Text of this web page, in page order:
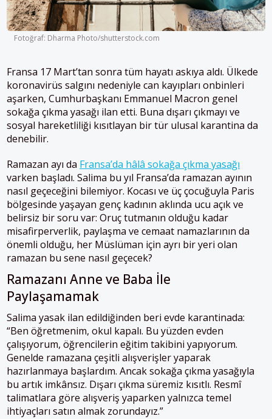
Fotoğraf: Dharma Photo/shutterstock.com
Fransa 17 Mart’tan sonra tüm hayatı askıya aldı. Ülkede
koronavirüs salgını nedeniyle can kayıpları onbinleri
aşarken, Cumhurbaşkanı Emmanuel Macron genel
sokağa çıkma yasağı ilan etti. Buna dışarı çıkmayı ve
sosyal hareketliliği kısıtlayan bir tür ulusal karantina da
denebilir.
Ramazan ayı da Fransa’da hâlâ sokağa çıkma yasağı
varken başladı. Salima bu yıl Fransa’da ramazan ayının
nasıl geçeceğini bilemiyor. Kocası ve üç çocuğuyla Paris
bölgesinde yaşayan genç kadının aklında ucu açık ve
belirsiz bir soru var: Oruç tutmanın olduğu kadar
misafirperverlik, paylaşma ve cemaat namazlarının da
önemli olduğu, her Müslüman için ayrı bir yeri olan
ramazan bu sene nasıl geçecek?
Ramazanı Anne ve Baba İle
Paylaşamamak
Salima yasak ilan edildiğinden beri evde karantinada:
“Ben öğretmenim, okul kapalı. Bu yüzden evden
çalışıyorum, öğrencilerin eğitim takibini yapıyorum.
Genelde ramazana çeşitli alışverişler yaparak
hazırlanmaya başlardım. Ancak sokağa çıkma yasağıyla
bu artık imkânsız. Dışarı çıkma süremiz kısıtlı. Resmî
talimatlara göre alışveriş yaparken yalnızca temel
ihtiyaçları satın almak zorundayız.”